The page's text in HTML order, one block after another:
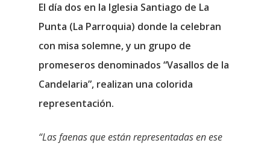
El día dos en la Iglesia Santiago de La
Punta (La Parroquia) donde la celebran
con misa solemne, y un grupo de
promeseros denominados “Vasallos de la
Candelaria”, realizan una colorida
representación.
“Las faenas que están representadas en ese